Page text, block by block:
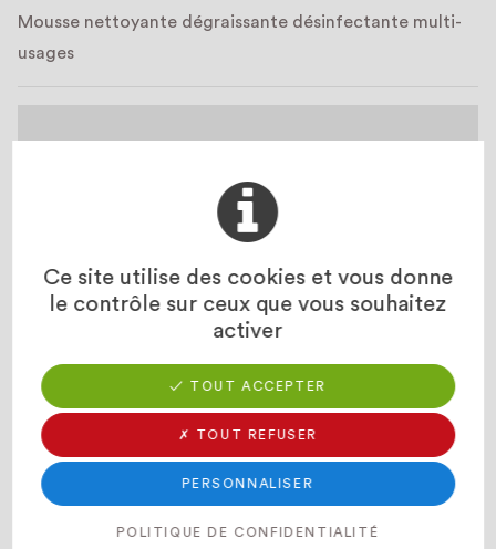
Mousse nettoyante dégraissante désinfectante multi-
usages
REILIGERM ALC
Dégraissant désinfectant complet pour industrie
alimentaire
Ce site utilise des cookies et vous donne
le contrôle sur ceux que vous souhaitez
activer
✓ TOUT ACCEPTER
✗ TOUT REFUSER
PERSONNALISER
POLITIQUE DE CONFIDENTIALITÉ